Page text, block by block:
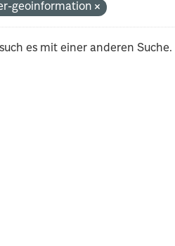
geoinformation
es mit einer anderen Suche.